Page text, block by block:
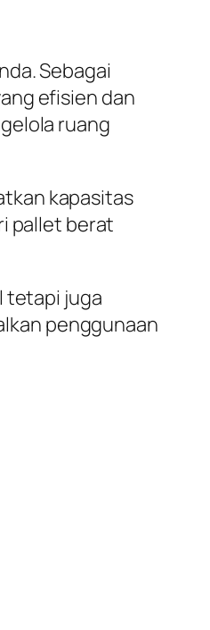
Sebagai
efisien dan
ruang
kapasitas
pallet berat
tetapi juga
penggunaan